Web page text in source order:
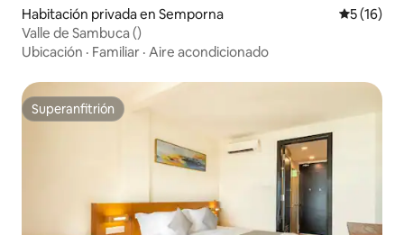
Habitación privada en Semporna
5 (16)
Valle de Sambuca ()
Ubicación · Familiar · Aire acondicionado
Superanfitrión
Superanfitrión